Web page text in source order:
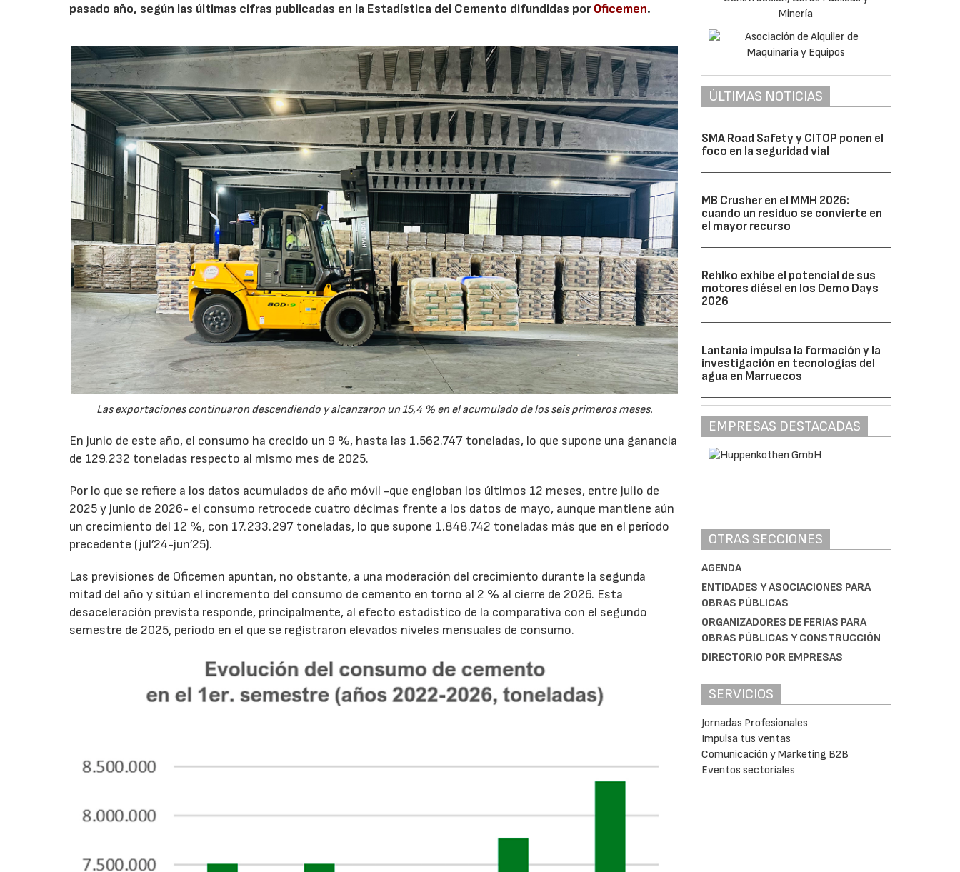
pasado año, según las últimas cifras publicadas en la Estadística del Cemento difundidas porOficemen.
Las exportaciones continuaron descendiendo y alcanzaron un 15,4 % en el acumulado de los seis primeros meses.
En junio de este año, el consumo ha crecido un 9 %, hasta las 1.562.747 toneladas, lo que supone una ganancia
de 129.232 toneladas respecto al mismo mes de 2025.
Por lo que se refiere a los datos acumulados de año móvil -que engloban los últimos 12 meses, entre julio de
2025 y junio de 2026- el consumo retrocede cuatro décimas frente a los datos de mayo, aunque mantiene aún
un crecimiento del 12 %, con 17.233.297 toneladas, lo que supone 1.848.742 toneladas más que en el período
precedente (jul’24-jun’25).
Las previsiones de Oficemen apuntan, no obstante, a una moderación del crecimiento durante la segunda
mitad del año y sitúan el incremento del consumo de cemento en torno al 2 % al cierre de 2026. Esta
desaceleración prevista responde, principalmente, al efecto estadístico de la comparativa con el segundo
semestre de 2025, período en el que se registraron elevados niveles mensuales de consumo.
ÚLTIMAS NOTICIAS
SMA Road Safety y CITOP ponen el
foco en la seguridad vial
MB Crusher en el MMH 2026:
cuando un residuo se convierte en
el mayor recurso
Rehlko exhibe el potencial de sus
motores diésel en los Demo Days
2026
Lantania impulsa la formación y la
investigación en tecnologías del
agua en Marruecos
EMPRESAS DESTACADAS
OTRAS SECCIONES
AGENDA
ENTIDADES Y ASOCIACIONES PARA
OBRAS PÚBLICAS
ORGANIZADORES DE FERIAS PARA
OBRAS PÚBLICAS Y CONSTRUCCIÓN
DIRECTORIO POR EMPRESAS
SERVICIOS
Jornadas Profesionales
Impulsa tus ventas
Comunicación y Marketing B2B
Eventos sectoriales